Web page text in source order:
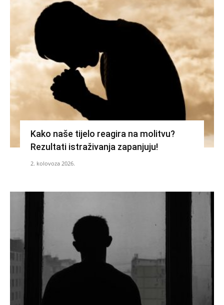
Kako naše tijelo reagira na molitvu?
Rezultati istraživanja zapanjuju!
2. kolovoza 2026.